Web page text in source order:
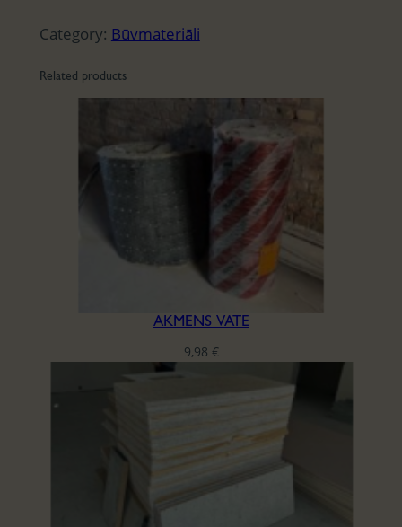
Category: Būvmateriāli
Related products
AKMENS VATE
9,98 €